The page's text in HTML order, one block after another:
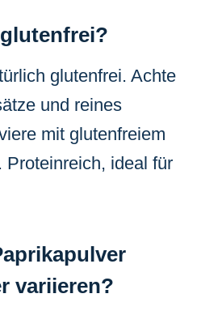
glutenfrei. Achte
und reines
mit glutenfreiem
Proteinreich, ideal für
variieren?